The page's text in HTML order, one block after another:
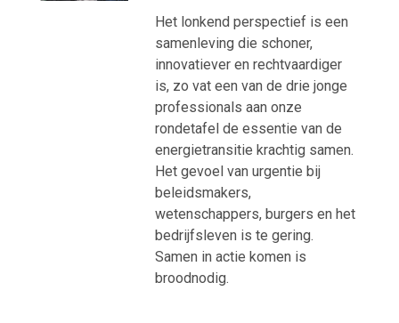
Het lonkend perspectief is een
samenleving die schoner,
innovatiever en rechtvaardiger
is, zo vat een van de drie jonge
professionals aan onze
rondetafel de essentie van de
energietransitie krachtig samen.
Het gevoel van urgentie bij
beleidsmakers,
wetenschappers, burgers en het
bedrijfsleven is te gering.
Samen in actie komen is
broodnodig.